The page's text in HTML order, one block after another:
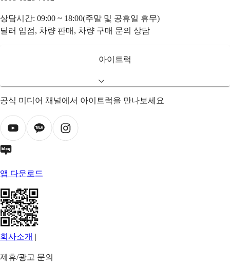
상담시간: 09:00 ~ 18:00(주말 및 공휴일 휴무)
딜러 입점, 차량 판매, 차량 구매 문의 상담
아이트럭
공식 미디어 채널에서 아이트럭을 만나보세요
앱 다운로드
회사소개 |
제휴/광고 문의